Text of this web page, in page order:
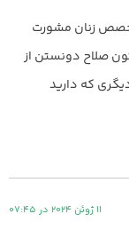
زنان مشورت
صلاح دونستن از
که دارید
11 ژوئن 2024 در 07:45